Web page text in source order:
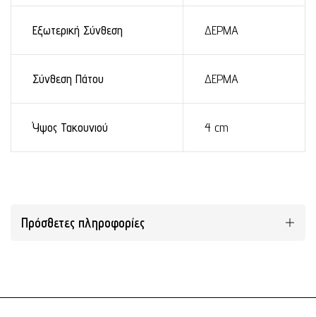
Εξωτερική Σύνθεση ΔΕΡΜΑ
Σύνθεση Πάτου ΔΕΡΜΑ
Ύψος Τακουνιού 4 cm
Πρόσθετες πληροφορίες